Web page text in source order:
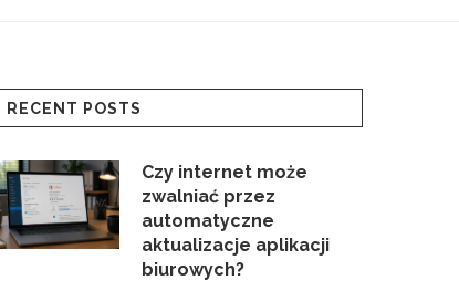
RECENT POSTS
Czy internet może
zwalniać przez
automatyczne
aktualizacje aplikacji
biurowych?